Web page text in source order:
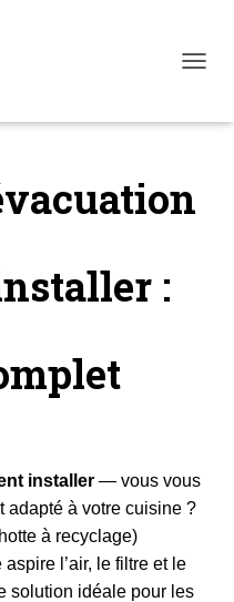
G
:
installer — vous vous
adapté à votre cuisine ?
à recyclage)
l’air, le filtre et le
solution idéale pour les